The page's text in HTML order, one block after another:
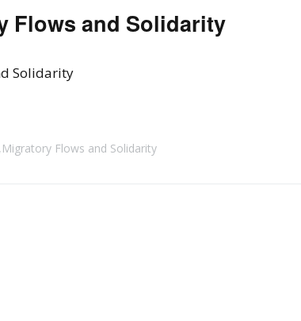
Flows and Solidarity
Solidarity
Flows and Solidarity